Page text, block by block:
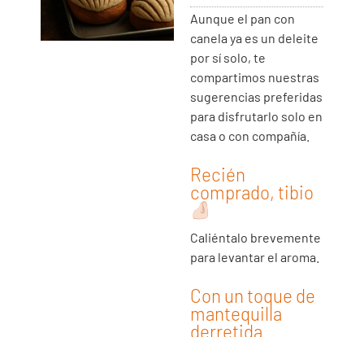
Aunque el pan con
canela ya es un deleite
por sí solo, te
compartimos nuestras
sugerencias preferidas
para disfrutarlo solo en
casa o con compañía.
Recién
comprado, tibio
Caliéntalo brevemente
para levantar el aroma.
Con un toque de
mantequilla
derretida